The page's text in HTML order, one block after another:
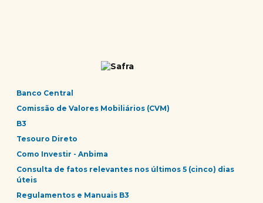
Banco Central
Comissão de Valores Mobiliários (CVM)
B3
Tesouro Direto
Como Investir - Anbima
Consulta de fatos relevantes nos últimos 5 (cinco) dias
úteis
Regulamentos e Manuais B3